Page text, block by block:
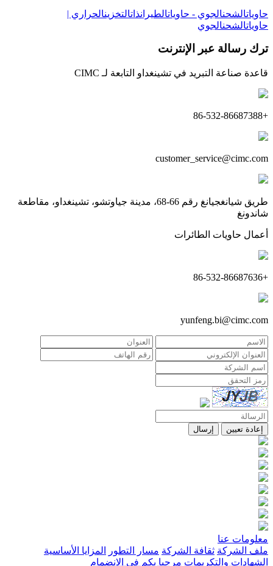
حاوياتالشحنالجوي - حاوياتالطيرانذاتالتخزينالحراري |
حاوياتالشحنالجوي
ترك رسالة عبر الإنترنت
قاعدة صناعة التبريد في تشينغداو التابعة لـ CIMC
+86-532-86687388
customer_service@cimc.com
طريق شيانغجيانغ رقم 66-68، مدينة جياوتشو، تشينغداو، مقاطعة
شاندونغ
أعمال حاويات الطائرات
+86-532-86687636
yunfeng.bi@cimc.com
إعادة تعيين إرسال
معلومات عنا
ملف الشركة ثقافة الشركة مسار التطور
المزايا الأساسية
الشهادات والتكريمات مرحبا بكم في الانضمام